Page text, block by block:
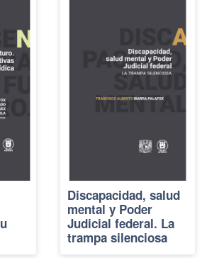
Discapacidad, salud
mental y Poder
Judicial federal. La
trampa silenciosa